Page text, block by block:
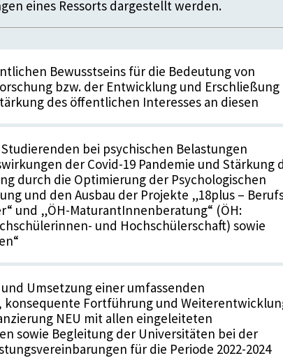
eines Ressorts dargestellt werden.
Bewusstseins für die Bedeutung von
bzw. der Entwicklung und Erschließung
des öffentlichen Interesses an diesen
bei psychischen Belastungen
der Covid-19 Pandemie und Stärkung
durch die Optimierung der Psychologischen
und den Ausbau der Projekte „18plus –
und „ÖH-MaturantInnenberatung“ (ÖH:
und Hochschülerschaft) sowie
Umsetzung einer umfassenden
konsequente Fortführung und
NEU mit allen eingeleiteten
sowie Begleitung der Universitäten bei der
für die Periode 2022-2024